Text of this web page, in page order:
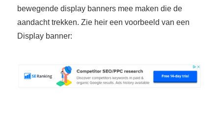
bewegende display banners mee maken die de
aandacht trekken. Zie heir een voorbeeld van een
Display banner: